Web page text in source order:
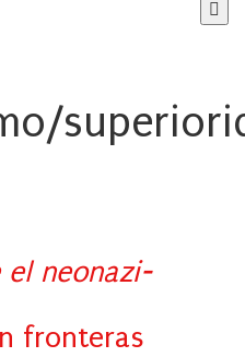
el neonazi-
fronteras